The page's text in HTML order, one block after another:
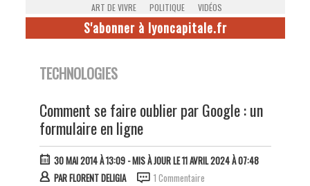
ART DE VIVRE
POLITIQUE VIDÉOS
S'abonner à lyoncapitale.fr
TECHNOLOGIES
Comment se faire oublier par Google : un
formulaire en ligne
30 MAI 2014 À 13:09- MIS À JOUR LE 11 AVRIL 2024 À 07:48
PARFLORENT DELIGIA 1 Commentaire